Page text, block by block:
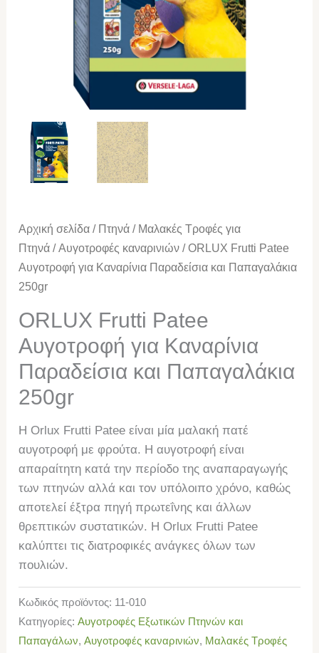
Αρχική σελίδα / Πτηνά / Μαλακές Τροφές για
Πτηνά /Αυγοτροφές καναρινιών / ORLUX Frutti Patee
Αυγοτροφή για Καναρίνια Παραδείσια και Παπαγαλάκια
250gr
ORLUX Frutti Patee
Αυγοτροφή για Καναρίνια
Παραδείσια και Παπαγαλάκια
250gr
Η Orlux Frutti Patee είναι μία μαλακή πατέ
αυγοτροφή με φρούτα. Η αυγοτροφή είναι
απαραίτητη κατά την περίοδο της αναπαραγωγής
των πτηνών αλλά και τον υπόλοιπο χρόνο, καθώς
αποτελεί έξτρα πηγή πρωτεΐνης και άλλων
θρεπτικών συστατικών. Η Orlux Frutti Patee
καλύπτει τις διατροφικές ανάγκες όλων των
πουλιών.
Κωδικός προϊόντος: 11-010
Κατηγορίες:Αυγοτροφές Εξωτικών Πτηνών και
Παπαγάλων,Αυγοτροφές καναρινιών, Μαλακές Τροφές